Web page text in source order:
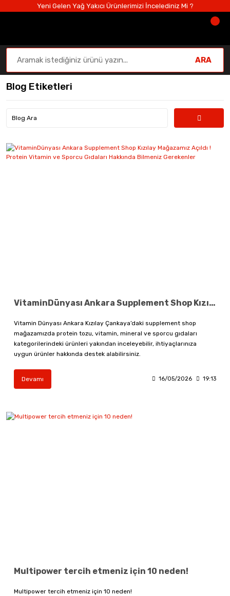
Yeni Gelen Yağ Yakıcı Ürünlerimizi İncelediniz Mi ?
ARA
Blog Etiketleri
VitaminDünyası Ankara Supplement Shop Kızılay Mağazamız Açıldı ! Protein Vitamin ve Sporcu Gıdaları Hakkında Bilmeniz Gerekenler
Vitamin Dünyası Ankara Kızılay Çankaya’daki supplement shop
mağazamızda protein tozu, vitamin, mineral ve sporcu gıdaları
kategorilerindeki ürünleri yakından inceleyebilir, ihtiyaçlarınıza
uygun ürünler hakkında destek alabilirsiniz.
Devamı 16/05/2026 19:13
Multipower tercih etmeniz için 10 neden!
Multipower tercih etmeniz için 10 neden!